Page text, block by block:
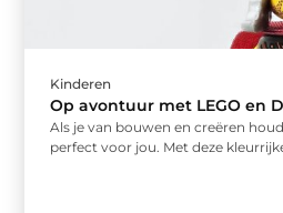
Kinderen
Op avontuur met LEGO en
Als je van bouwen en creëren
perfect voor jou. Met deze